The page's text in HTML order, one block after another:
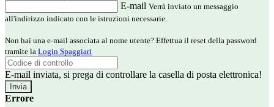
E-mail Verrà inviato un messaggio
all'indirizzo indicato con le istruzioni necessarie.
Non hai una e-mail associata al nome utente? Effettua il reset della password
tramite la Login Spaggiari
E-mail inviata, si prega di controllare la casella di posta elettronica!
Errore